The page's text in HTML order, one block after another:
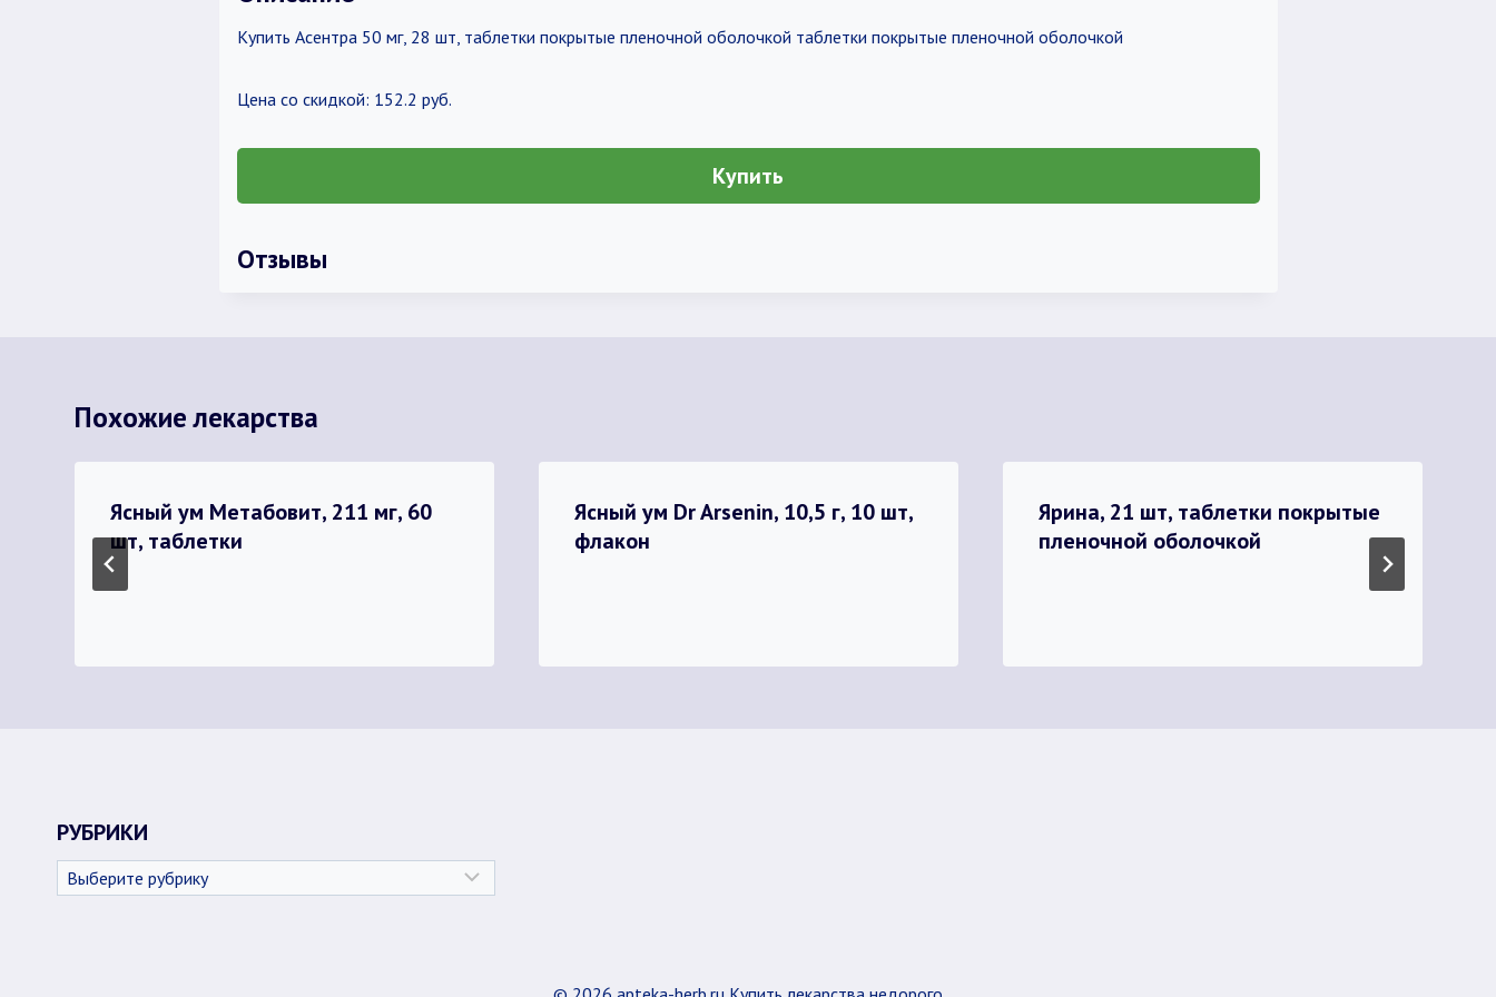
Купить Асентра 50 мг, 28 шт, таблетки покрытые пленочной оболочкой таблетки покрытые пленочной оболочкой
Цена со скидкой: 152.2 руб.
Купить
Отзывы
Похожие лекарства
Ясный ум Метабовит, 211 мг, 60
шт, таблетки
Ясный ум Dr Arsenin, 10,5 г, 10 шт,
флакон
Ярина, 21 шт, таблетки покрытые
пленочной оболочкой
РУБРИКИ
Рубрики